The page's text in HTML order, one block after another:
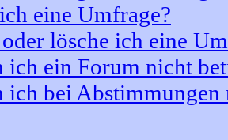
eine Umfrage?
lösche ich eine
ich ein Forum nicht
ich bei